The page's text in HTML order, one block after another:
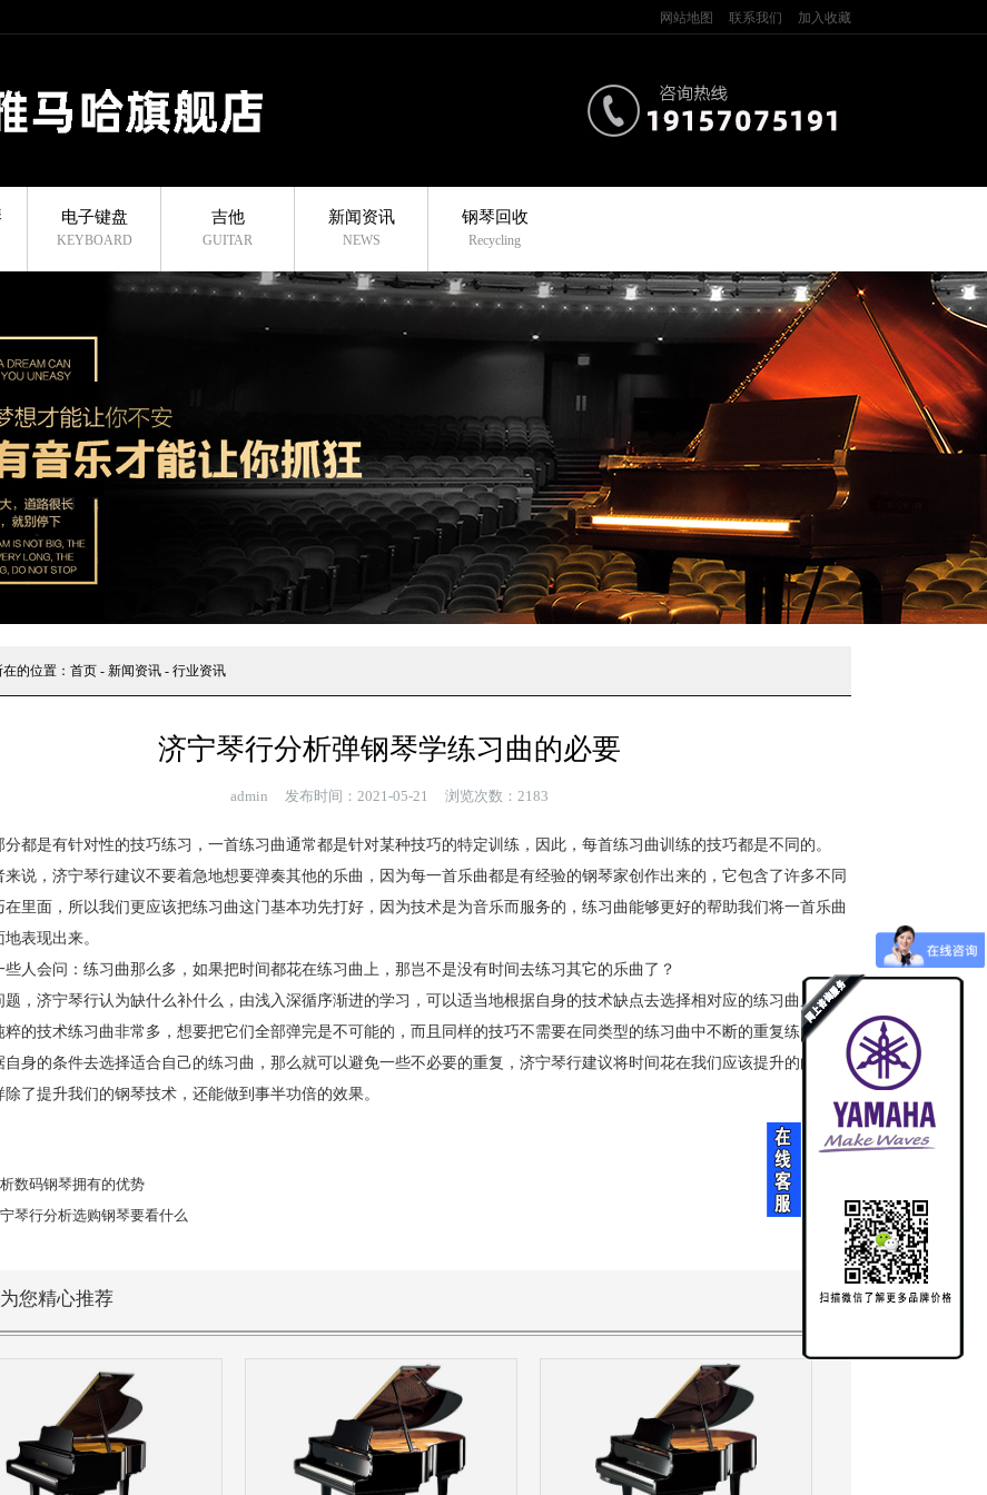
网站地图 联系我们 加入收藏
电子键盘
KEYBOARD
吉他
GUITAR
新闻资讯
NEWS
钢琴回收
Recycling
的位置： 首页 - 新闻资讯 - 行业资讯
济宁琴行分析弹钢琴学练习曲的必要
admin 发布时间：2021-05-21 浏览次数：2183
分都是有针对性的技巧练习，一首练习曲通常都是针对某种技巧的特定训练，因此，每首练习曲训练的技巧都是不同的。
来说，济宁琴行建议不要着急地想要弹奏其他的乐曲，因为每一首乐曲都是有经验的钢琴家创作出来的，它包含了许多不同
在里面，所以我们更应该把练习曲这门基本功先打好，因为技术是为音乐而服务的，练习曲能够更好的帮助我们将一首乐曲
表现出来。
些人会问：练习曲那么多，如果把时间都花在练习曲上，那岂不是没有时间去练习其它的乐曲了？
题，济宁琴行认为缺什么补什么，由浅入深循序渐进的学习，可以适当地根据自身的技术缺点去选择相对应的练习曲反复练
粹的技术练习曲非常多，想要把它们全部弹完是不可能的，而且同样的技巧不需要在同类型的练习曲中不断的重复练习。
自身的条件去选择适合自己的练习曲，那么就可以避免一些不必要的重复，济宁琴行建议将时间花在我们应该提升的曲子质
了提升我们的钢琴技术，还能做到事半功倍的效果。
数码钢琴拥有的优势
琴行分析选购钢琴要看什么
为您精心推荐